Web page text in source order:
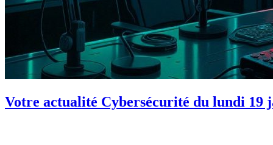
Votre actualité Cybersécurité du lundi 19